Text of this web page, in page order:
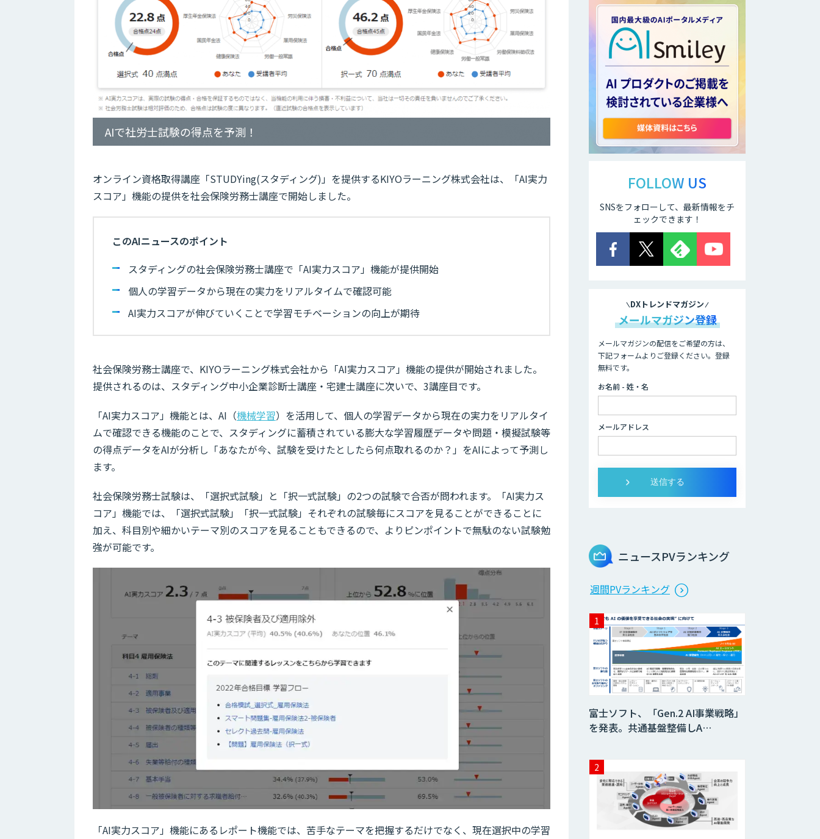
AIで社労士試験の得点を予測！
オンライン資格取得講座「STUDYing(スタディング)」を提供するKIYOラーニング株式会社は、「AI実力
スコア」機能の提供を社会保険労務士講座で開始しました。
このAIニュースのポイント
スタディングの社会保険労務士講座で「AI実力スコア」機能が提供開始
個人の学習データから現在の実力をリアルタイムで確認可能
AI実力スコアが伸びていくことで学習モチベーションの向上が期待
社会保険労務士講座で、KIYOラーニング株式会社から「AI実力スコア」機能の提供が開始されました。
提供されるのは、スタディング中小企業診断士講座・宅建士講座に次いで、3講座目です。
「AI実力スコア」機能とは、AI（機械学習）を活用して、個人の学習データから現在の実力をリアルタイ
ムで確認できる機能のことで、スタディングに蓄積されている膨大な学習履歴データや問題・模擬試験等
の得点データをAIが分析し「あなたが今、試験を受けたとしたら何点取れるのか？」をAIによって予測し
ます。
社会保険労務士試験は、「選択式試験」と「択一式試験」の2つの試験で合否が問われます。「AI実力ス
コア」機能では、「選択式試験」「択一式試験」それぞれの試験毎にスコアを見ることができることに
加え、科目別や細かいテーマ別のスコアを見ることもできるので、よりピンポイントで無駄のない試験勉
強が可能です。
「AI実力スコア」機能にあるレポート機能では、苦手なテーマを把握するだけでなく、現在選択中の学習
FOLLOW US
SNSをフォローして、最新情報をチ
ェックできます！
DXトレンドマガジン
メールマガジン登録
メールマガジンの配信をご希望の方は、
下記フォームよりご登録ください。登録
無料です。
お名前 - 姓・名
メールアドレス
ニュースPVランキング
週間PVランキング
富士ソフト、「Gen.2 AI事業戦略」
を発表。共通基盤整備しA…